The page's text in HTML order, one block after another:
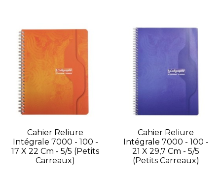
Cahier Reliure
Intégrale 7000 - 100 -
17 X 22 Cm - 5/5 (petits
Carreaux)
Cahier Reliure
Intégrale 7000 - 100 -
21 X 29,7 Cm - 5/5
(petits Carreaux)